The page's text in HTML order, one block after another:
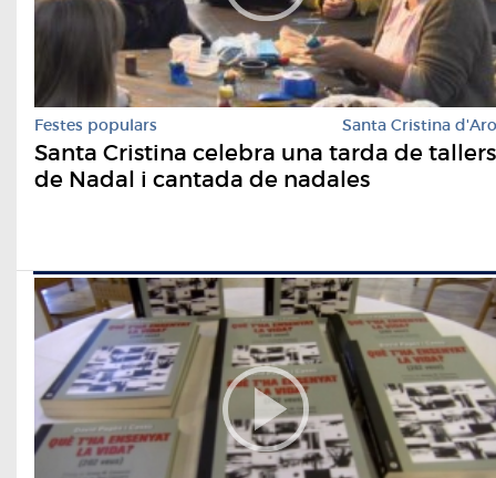
Festes populars Santa Cristina d'Aro
Santa Cristina celebra una tarda de tallers
de Nadal i cantada de nadales